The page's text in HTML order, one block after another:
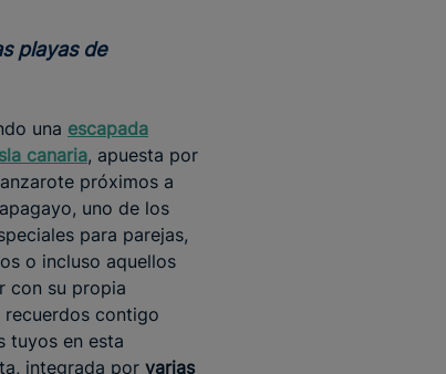
una escapada
canaria, apuesta por
próximos a
uno de los
para parejas,
o incluso aquellos
con su propia
recuerdos contigo
tuyos en esta
integrada por varias